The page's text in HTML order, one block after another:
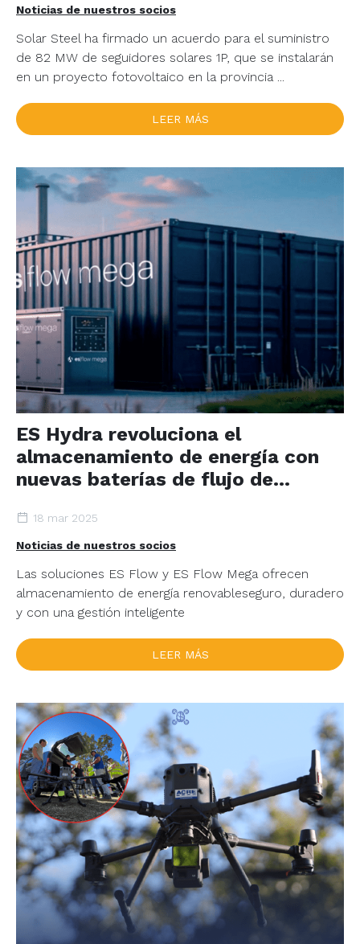
Noticias de nuestros socios
Solar Steel ha firmado un acuerdo para el suministro
de 82 MW de seguidores solares 1P, que se instalarán
en un proyecto fotovoltaico en la provincia ...
LEER MÁS
ES Hydra revoluciona el
almacenamiento de energía con
nuevas baterías de flujo de
18 mar 2025
Noticias de nuestros socios
Las soluciones ES Flow y ES Flow Mega ofrecen
almacenamiento de energía renovableseguro, duradero
y con una gestión inteligente
LEER MÁS